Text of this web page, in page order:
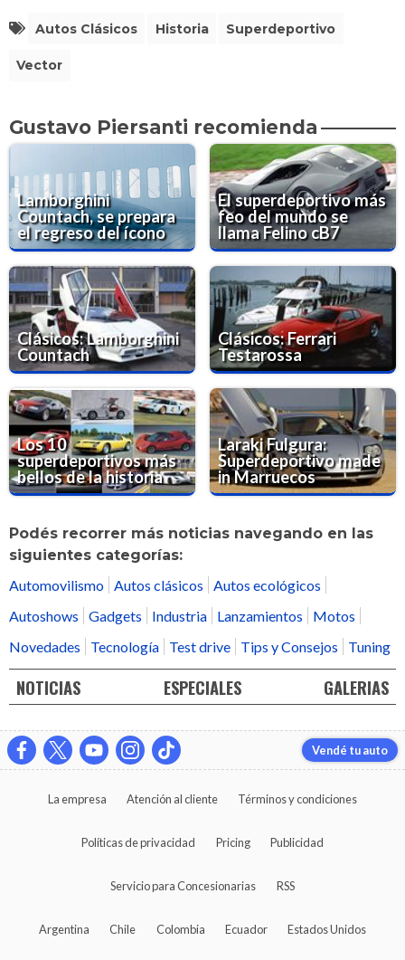
Autos Clásicos Historia Superdeportivo
Vector
Gustavo Piersanti recomienda
Lamborghini
Countach, se prepara
el regreso del ícono
El superdeportivo más
feo del mundo se
llama Felino cB7
Clásicos: Lamborghini
Countach
Clásicos: Ferrari
Testarossa
Los 10
superdeportivos más
bellos de la historia
Laraki Fulgura:
Superdeportivo made
in Marruecos
Podés recorrer más noticias navegando en las
siguientes categorías:
Automovilismo Autos clásicos
Autos ecológicos
Autoshows
Gadgets Industria Lanzamientos
Motos
Novedades
Tecnología Test drive Tips y Consejos Tuning
NOTICIAS ESPECIALES GALERIAS
Vendé tu auto
La empresa Atención al cliente Términos y condiciones
Políticas de privacidad Pricing Publicidad
Servicio para Concesionarias RSS
Argentina Chile Colombia Ecuador Estados Unidos